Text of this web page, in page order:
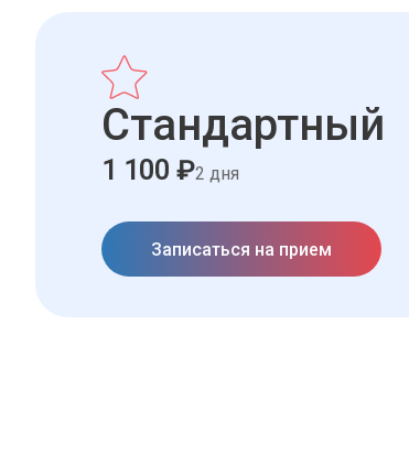
Стандартный
1 100 ₽2 дня
Записаться на прием